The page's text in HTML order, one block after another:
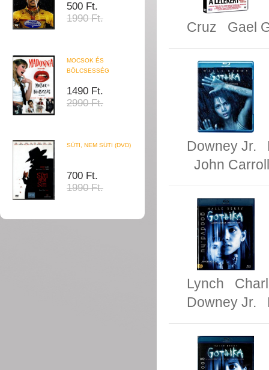
500 Ft.
1990 Ft.
MOCSOK ÉS
BÖLCSESSÉG
1490 Ft.
2990 Ft.
SÜTI, NEM SÜTI (DVD)
700 Ft.
1990 Ft.
Cruz Gael
Downey Jr.
John
Lynch
Downey Jr.